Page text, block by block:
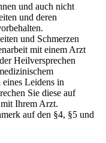
und auch nicht
und deren
und Schmerzen
mit einem Arzt
Heilversprechen
Leidens in
Sie diese auf
Ihrem Arzt.
auf den §4, §5 und